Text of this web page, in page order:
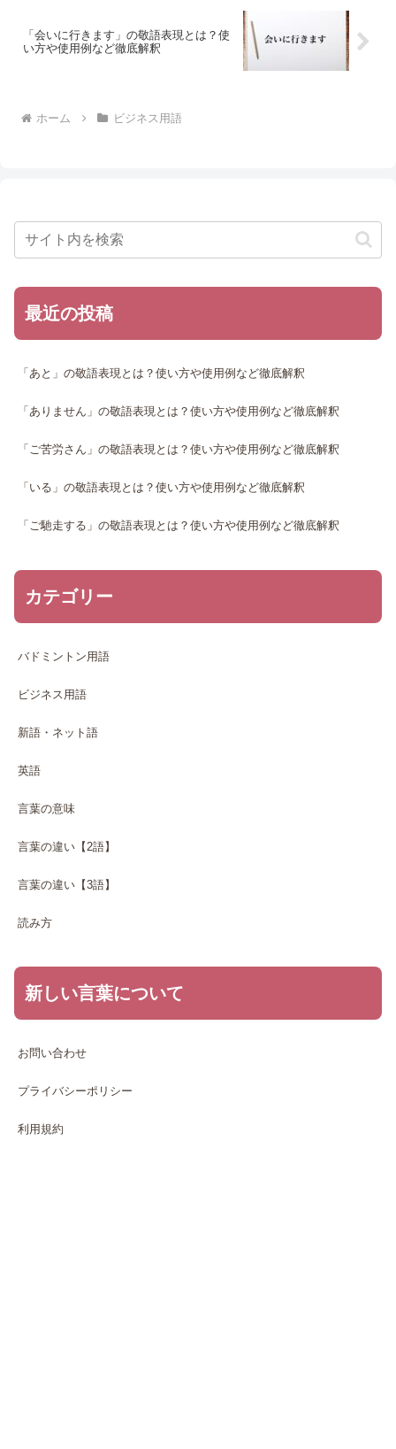
「会いに行きます」の敬語表現とは？使
い方や使用例など徹底解釈
ホーム ビジネス用語
最近の投稿
「あと」の敬語表現とは？使い方や使用例など徹底解釈
「ありません」の敬語表現とは？使い方や使用例など徹底解釈
「ご苦労さん」の敬語表現とは？使い方や使用例など徹底解釈
「いる」の敬語表現とは？使い方や使用例など徹底解釈
「ご馳走する」の敬語表現とは？使い方や使用例など徹底解釈
カテゴリー
バドミントン用語
ビジネス用語
新語・ネット語
英語
言葉の意味
言葉の違い【2語】
言葉の違い【3語】
読み方
新しい言葉について
お問い合わせ
プライバシーポリシー
利用規約